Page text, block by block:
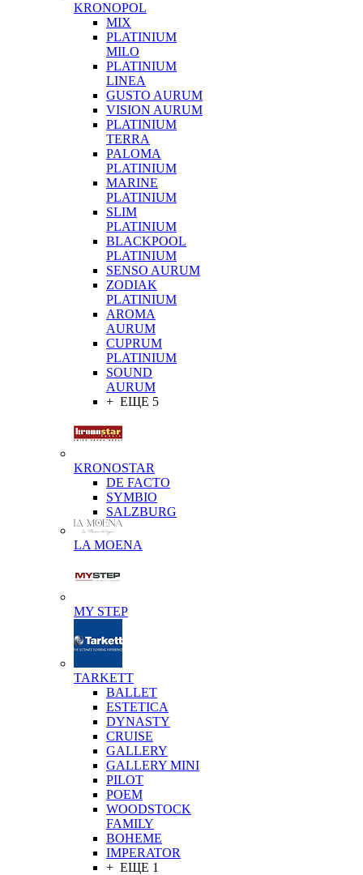
KRONOPOL
MIX
PLATINIUM
MILO
PLATINIUM
LINEA
GUSTO AURUM
VISION AURUM
PLATINIUM
TERRA
PALOMA
PLATINIUM
MARINE
PLATINIUM
SLIM
PLATINIUM
BLACKPOOL
PLATINIUM
SENSO AURUM
ZODIAK
PLATINIUM
AROMA
AURUM
CUPRUM
PLATINIUM
SOUND
AURUM
+ ЕЩЕ 5
KRONOSTAR
DE FACTO
SYMBIO
SALZBURG
LA MOENA
MY STEP
TARKETT
BALLET
ESTETICA
DYNASTY
CRUISE
GALLERY
GALLERY MINI
PILOT
POEM
WOODSTOCK
FAMILY
BOHEME
IMPERATOR
+ ЕЩЕ 1